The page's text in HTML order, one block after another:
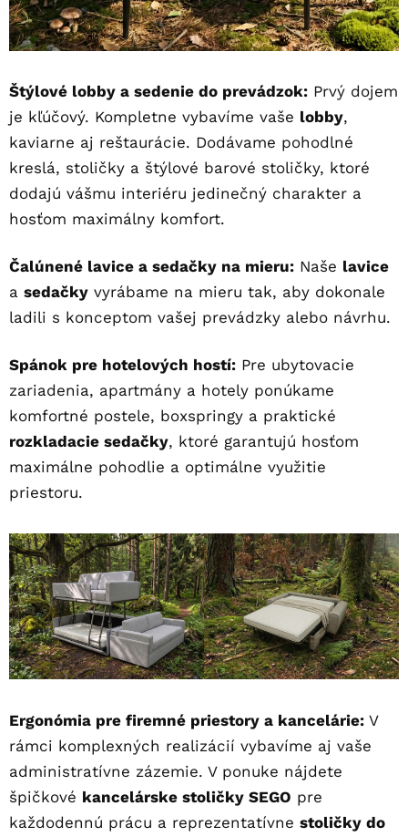
Štýlové lobby a sedenie do prevádzok: Prvý dojem
je kľúčový. Kompletne vybavíme vaše lobby,
kaviarne aj reštaurácie. Dodávame pohodlné
kreslá, stoličky a štýlové barové stoličky, ktoré
dodajú vášmu interiéru jedinečný charakter a
hosťom maximálny komfort.
Čalúnené lavice a sedačky na mieru: Naše lavice
a sedačky vyrábame na mieru tak, aby dokonale
ladili s konceptom vašej prevádzky alebo návrhu.
Spánok pre hotelových hostí: Pre ubytovacie
zariadenia, apartmány a hotely ponúkame
komfortné postele, boxspringy a praktické
rozkladacie sedačky, ktoré garantujú hosťom
maximálne pohodlie a optimálne využitie
priestoru.
Ergonómia pre firemné priestory a kancelárie: V
rámci komplexných realizácií vybavíme aj vaše
administratívne zázemie. V ponuke nájdete
špičkové kancelárske stoličky SEGO pre
každodennú prácu a reprezentatívne stoličky do